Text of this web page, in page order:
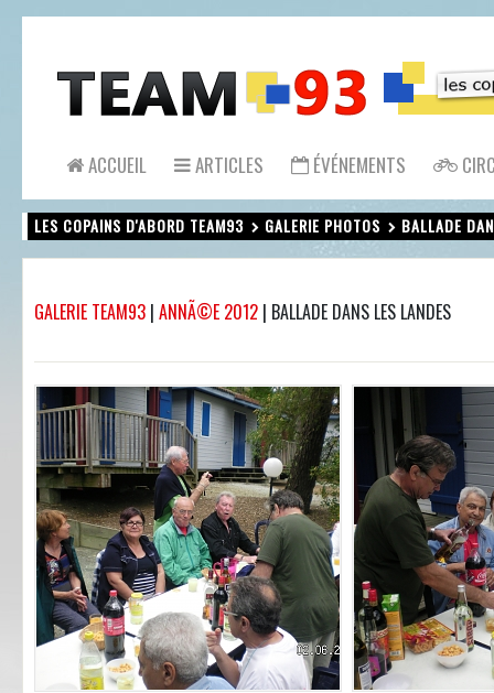
ACCUEIL ARTICLES ÉVÉNEMENTS
LES COPAINS D'ABORD TEAM93 GALERIE PHOTOS BALLADE
GALERIE TEAM93 | ANNÃ©E 2012 | BALLADE DANS LES LANDES